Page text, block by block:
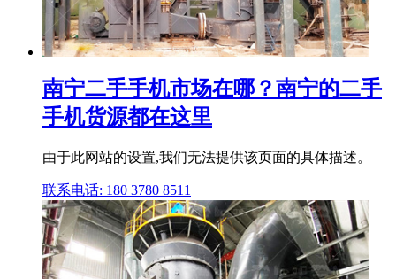
南宁二手手机市场在哪？南宁的二手
手机货源都在这里
由于此网站的设置,我们无法提供该页面的具体描述。
联系电话: 180 3780 8511